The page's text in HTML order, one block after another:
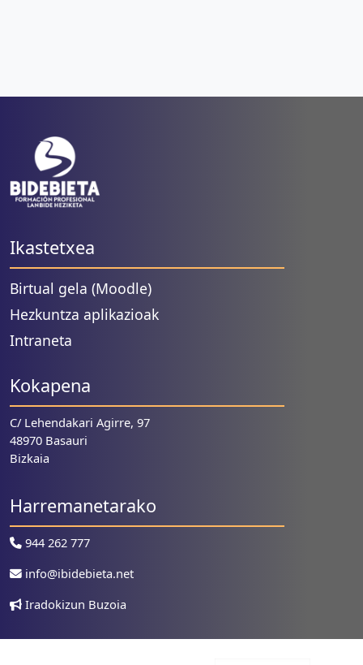
Ikastetxea
Birtual gela (Moodle)
Hezkuntza aplikazioak
Intraneta
Kokapena
C/ Lehendakari Agirre, 97
48970 Basauri
Bizkaia
Harremanetarako
944 262 777
info@ibidebieta.net
Iradokizun Buzoia